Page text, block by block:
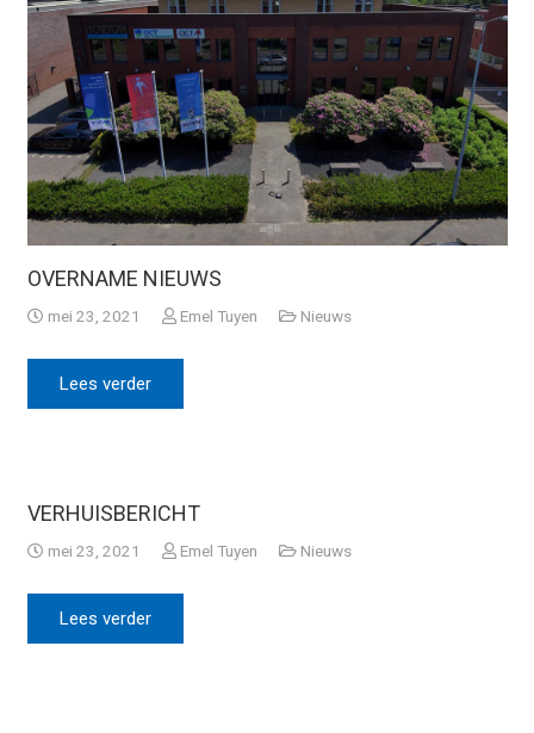
OVERNAME NIEUWS
mei 23, 2021 Emel Tuyen Nieuws
Lees verder
VERHUISBERICHT
mei 23, 2021 Emel Tuyen Nieuws
Lees verder